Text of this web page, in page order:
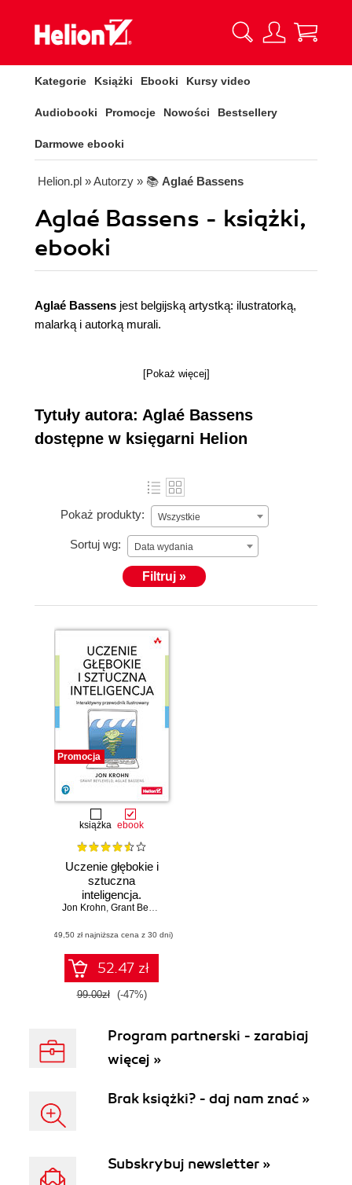
Kategorie Książki Ebooki Kursy video
Audiobooki Promocje Nowości Bestsellery
Darmowe ebooki
Helion.pl » Autorzy » 📚 Aglaé Bassens
Aglaé Bassens - książki,
ebooki
Aglaé Bassens jest belgijską artystką: ilustratorką,
malarką i autorką murali.
[Pokaż więcej]
Tytuły autora: Aglaé Bassens
dostępne w księgarni Helion
Pokaż produkty: Wszystkie
Sortuj wg: Data wydania
Filtruj »
Promocja
książka ebook
Uczenie głębokie i
sztuczna
inteligencja.
Interaktywny
ilustrowany
Jon Krohn, Grant Beyleveld
(49,50 zł najniższa cena z 30 dni)
52.47 zł
99.00zł (-47%)
Program partnerski - zarabiaj
więcej »
Brak książki? - daj nam znać »
Subskrybuj newsletter »